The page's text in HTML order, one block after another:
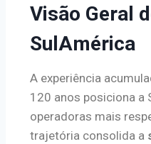
Visão Geral
SulAmérica
A experiência
120 anos posiciona a
operadoras mais
trajetória consolida a